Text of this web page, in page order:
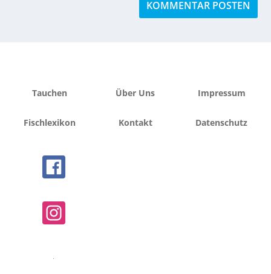
Tauchen
Fischlexikon
Über Uns
Kontakt
Impressum
Datenschutz